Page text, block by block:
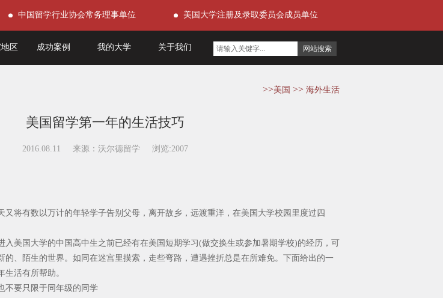
中国留学行业协会常务理事单位 美国大学注册及录取委员会成员单位
区 成功案例 我的大学 关于我们
>>美国 >> 海外生活
美国留学第一年的生活技巧
2016.08.11 来源：沃尔德留学 浏览:2007
又将有数以万计的年轻学子告别父母，离开故乡，远渡重洋，在美国大学校园里度过四
入美国大学的中国高中生之前已经有在美国短期学习(做交换生或参加暑期学校)的经历，可
的、陌生的世界。如同在迷宫里摸索，走些弯路，遭遇挫折总是在所难免。下面给出的一
活有所帮助。
不要只限于同年级的同学